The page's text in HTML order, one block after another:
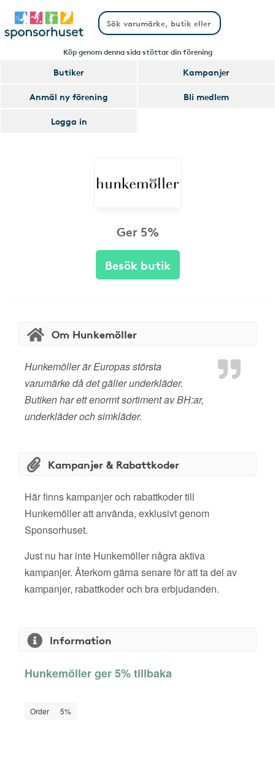
Köp genom denna sida stöttar din förening
Butiker
Kampanjer
Anmäl ny förening
Bli medlem
Logga in
Ger 5%
Besök butik
Om Hunkemöller
Hunkemöller är Europas största
varumärke då det gäller underkläder.
Butiken har ett enormt sortiment av BH:ar,
underkläder och simkläder.
Kampanjer & Rabattkoder
Här finns kampanjer och rabattkoder till
Hunkemöller att använda, exklusivt genom
Sponsorhuset.
Just nu har inte Hunkemöller några aktiva
kampanjer. Återkom gärna senare för att ta del av
kampanjer, rabattkoder och bra erbjudanden.
Information
Hunkemöller ger 5% tillbaka
Order 5%